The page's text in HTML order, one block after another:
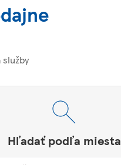
Hľadať podľa miesta